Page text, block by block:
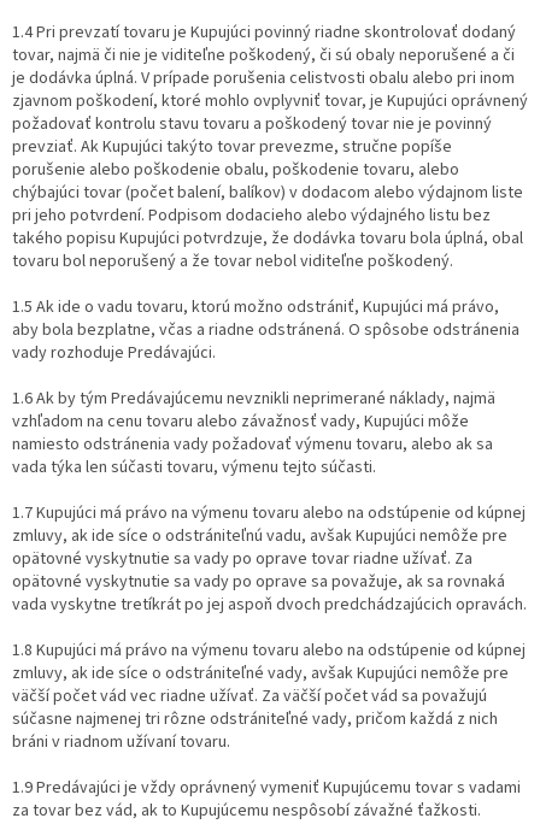
1.4 Pri prevzatí tovaru je Kupujúci povinný riadne skontrolovať dodaný
tovar, najmä či nie je viditeľne poškodený, či sú obaly neporušené a či
je dodávka úplná. V prípade porušenia celistvosti obalu alebo pri inom
zjavnom poškodení, ktoré mohlo ovplyvniť tovar, je Kupujúci oprávnený
požadovať kontrolu stavu tovaru a poškodený tovar nie je povinný
prevziať. Ak Kupujúci takýto tovar prevezme, stručne popíše
porušenie alebo poškodenie obalu, poškodenie tovaru, alebo
chýbajúci tovar (počet balení, balíkov) v dodacom alebo výdajnom liste
pri jeho potvrdení. Podpisom dodacieho alebo výdajného listu bez
takého popisu Kupujúci potvrdzuje, že dodávka tovaru bola úplná, obal
tovaru bol neporušený a že tovar nebol viditeľne poškodený.
1.5 Ak ide o vadu tovaru, ktorú možno odstrániť, Kupujúci má právo,
aby bola bezplatne, včas a riadne odstránená. O spôsobe odstránenia
vady rozhoduje Predávajúci.
1.6 Ak by tým Predávajúcemu nevznikli neprimerané náklady, najmä
vzhľadom na cenu tovaru alebo závažnosť vady, Kupujúci môže
namiesto odstránenia vady požadovať výmenu tovaru, alebo ak sa
vada týka len súčasti tovaru, výmenu tejto súčasti.
1.7 Kupujúci má právo na výmenu tovaru alebo na odstúpenie od kúpnej
zmluvy, ak ide síce o odstrániteľnú vadu, avšak Kupujúci nemôže pre
opätovné vyskytnutie sa vady po oprave tovar riadne užívať. Za
opätovné vyskytnutie sa vady po oprave sa považuje, ak sa rovnaká
vada vyskytne tretíkrát po jej aspoň dvoch predchádzajúcich opravách.
1.8 Kupujúci má právo na výmenu tovaru alebo na odstúpenie od kúpnej
zmluvy, ak ide síce o odstrániteľné vady, avšak Kupujúci nemôže pre
väčší počet vád vec riadne užívať. Za väčší počet vád sa považujú
súčasne najmenej tri rôzne odstrániteľné vady, pričom každá z nich
bráni v riadnom užívaní tovaru.
1.9 Predávajúci je vždy oprávnený vymeniť Kupujúcemu tovar s vadami
za tovar bez vád, ak to Kupujúcemu nespôsobí závažné ťažkosti.